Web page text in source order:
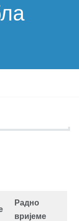
Радно
вријеме